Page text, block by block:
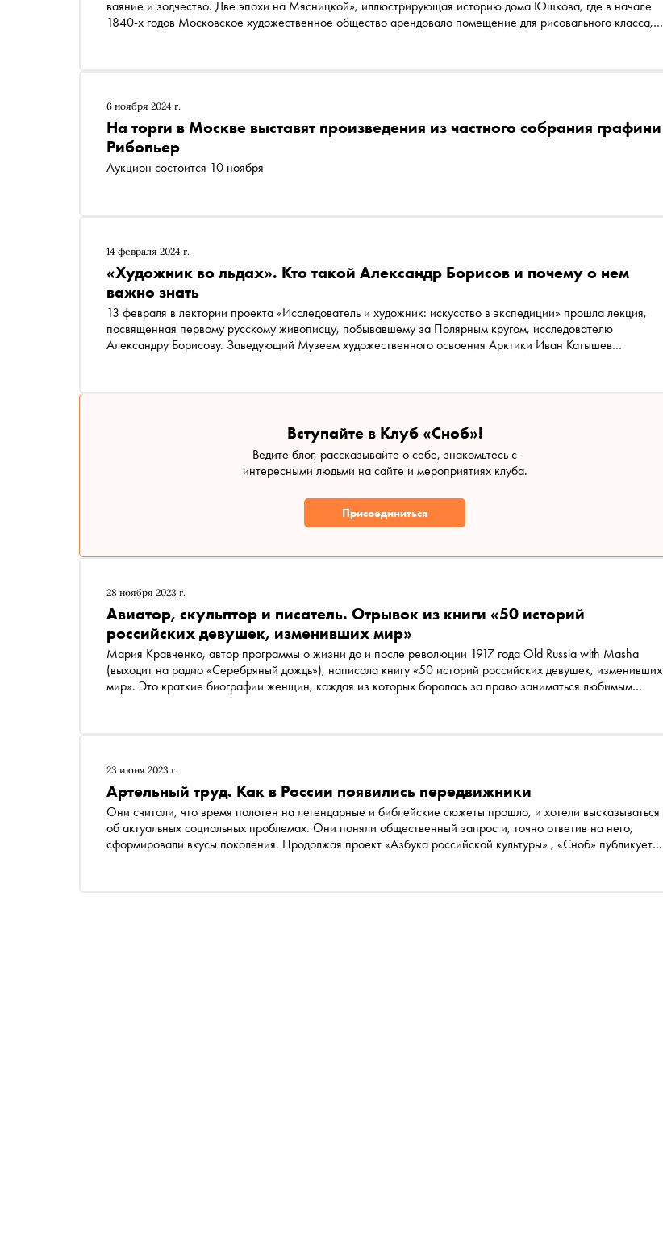
ваяние и зодчество. Две эпохи на Мясницкой», иллюстрирующая историю дома Юшкова, где в начале
1840-х годов Московское художественное общество арендовало помещение для рисовального класса, а
6 ноября 2024 г.
На торги в Москве выставят произведения из частного собрания графини
Рибопьер
Аукцион состоится 10 ноября
14 февраля 2024 г.
«Художник во льдах». Кто такой Александр Борисов и почему о нем
важно знать
13 февраля в лектории проекта «‎Исследователь и художник: искусство в экспедиции» прошла лекция,
посвященная первому русскому живописцу, побывавшему за Полярным кругом, исследователю
Александру Борисову. Заведующий Музеем художественного освоения Арктики Иван Катышев
Вступайте в Клуб «Сноб»!
Ведите блог, рассказывайте о себе, знакомьтесь с
интересными людьми на сайте и мероприятиях клуба.
Присоединиться
28 ноября 2023 г.
Авиатор, скульптор и писатель. Отрывок из книги «50 историй
российских девушек, изменивших мир»
Мария Кравченко, автор программы о жизни до и после революции 1917 года Old Russia with Masha
(выходит на радио «Серебряный дождь»), написала книгу «50 историй российских девушек, изменивших
мир». Это краткие биографии женщин, каждая из которых боролась за право заниматься любимым
23 июня 2023 г.
Артельный труд. Как в России появились передвижники
Они считали, что время полотен на легендарные и библейские сюжеты прошло, и хотели высказываться
об актуальных социальных проблемах. Они поняли общественный запрос и, точно ответив на него,
сформировали вкусы поколения. Продолжая проект «Азбука российской культуры» , «Сноб» публикует